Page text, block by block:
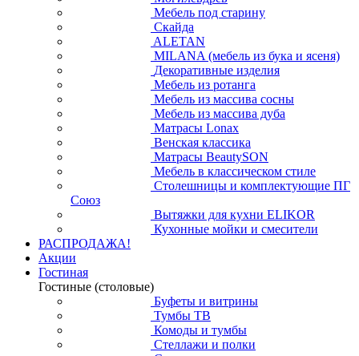
Мебель под старину
Скайда
ALETAN
MILANA (мебель из бука и ясеня)
Декоративные изделия
Мебель из ротанга
Мебель из массива сосны
Мебель из массива дуба
Матрасы Lonax
Венская классика
Матрасы BeautySON
Мебель в классическом стиле
Столешницы и комплектующие ПГ
Союз
Вытяжки для кухни ELIKOR
Кухонные мойки и смесители
РАСПРОДАЖА!
Акции
Гостиная
Гостиные (столовые)
Буфеты и витрины
Тумбы ТВ
Комоды и тумбы
Стеллажи и полки